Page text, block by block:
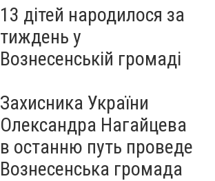
13 дітей народилося за
тиждень у
Вознесенській громаді
Захисника України
Олександра Нагайцева
в останню путь проведе
Вознесенська громада